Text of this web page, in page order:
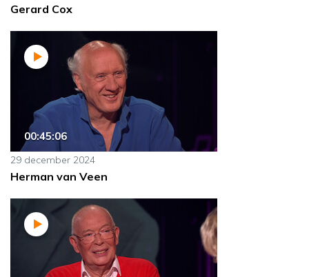
Gerard Cox
00:45:06
29 december 2024
Herman van Veen